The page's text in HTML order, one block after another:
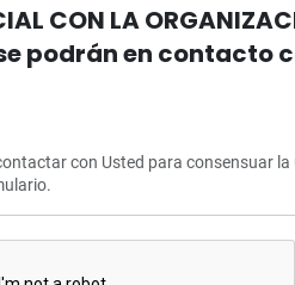
CON LA
podrán en contacto
con Usted para consensuar